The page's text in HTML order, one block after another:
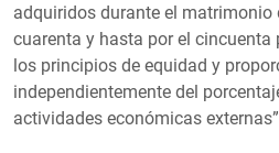
adquiridos durante el matrimonio
cuarenta y hasta por el cincuenta
los principios de equidad y
independientemente del
actividades económicas